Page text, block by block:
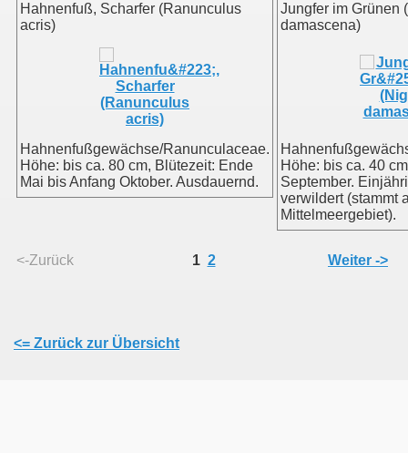
Hahnenfuß, Scharfer (Ranunculus
acris)
Hahnenfußgewächse/Ranunculaceae.
Höhe: bis ca. 80 cm, Blütezeit: Ende
Mai bis Anfang Oktober. Ausdauernd.
Jungfer im Grünen
damascena)
Höhe: bis ca. 40
September.
verwildert (stammt
Mittelmeergebiet).
<-Zurück 1 2 Weiter ->
<= Zurück zur Übersicht